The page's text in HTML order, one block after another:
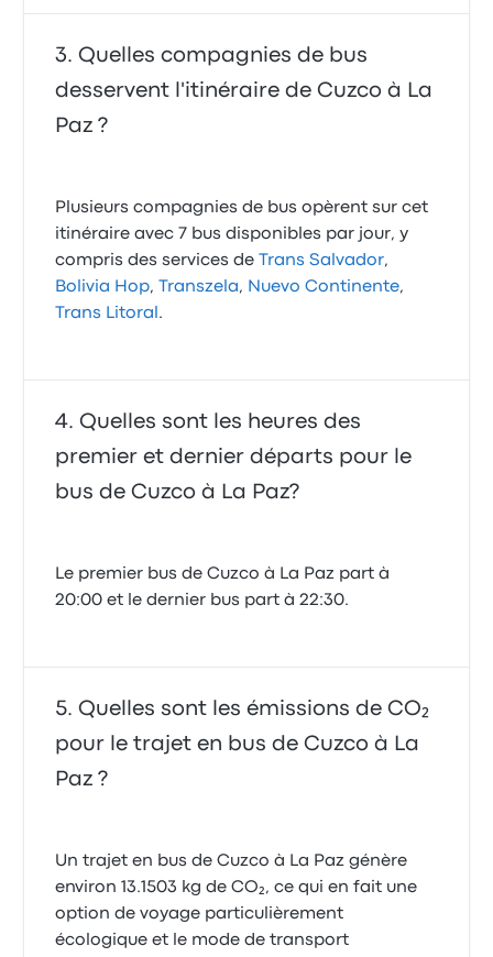
Quelles compagnies de bus
desservent l'itinéraire de Cuzco à La
Paz ?
Plusieurs compagnies de bus opèrent sur cet
itinéraire avec 7 bus disponibles par jour, y
compris des services de
Trans Salvador,
Bolivia Hop, Transzela, Nuevo Continente,
Trans Litoral .
Quelles sont les heures des
premier et dernier départs pour le
bus de Cuzco à La Paz?
Le premier bus de Cuzco à La Paz part à
20:00 et le dernier bus part à 22:30.
Quelles sont les émissions de CO₂
pour le trajet en bus de Cuzco à La
Paz ?
Un trajet en bus de Cuzco à La Paz génère
environ 13.1503 kg de CO₂, ce qui en fait une
option de voyage particulièrement
écologique et le mode de transport